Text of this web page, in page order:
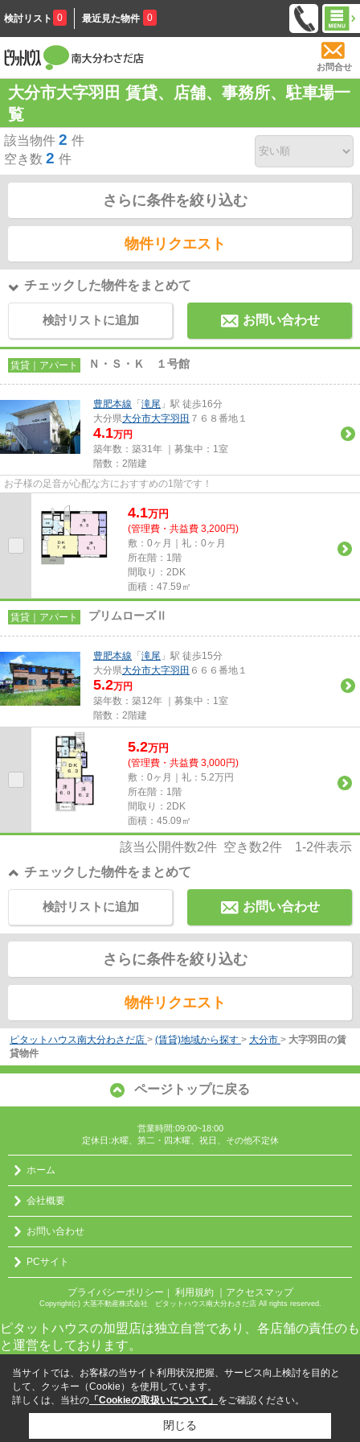
検討リスト 0 最近見た物件 0
お問合せ
大分市大字羽田 賃貸、店舗、事務所、駐車場一
覧
該当物件 2 件
空き数 2 件
さらに条件を絞り込む
物件リクエスト
チェックした物件をまとめて
検討リストに追加 お問い合わせ
賃貸｜アパート Ｎ・Ｓ・Ｋ １号館
豊肥本線 「 滝尾 」駅 徒歩16分
大分県大分市大字羽田 ７６８番地１
4.1万円
築年数：築31年 ｜募集中： 1室
階数：2階建
お子様の足音が心配な方におすすめの1階です！
4.1万円
(管理費・共益費 3,200円)
敷：0ヶ月｜礼：0ヶ月
所在階：1階
間取り：2DK
面積：47.59㎡
賃貸｜アパート プリムローズⅡ
豊肥本線 「 滝尾 」駅 徒歩15分
大分県大分市大字羽田 ６６６番地１
5.2万円
築年数：築12年 ｜募集中： 1室
階数：2階建
5.2万円
(管理費・共益費 3,000円)
敷：0ヶ月｜礼：5.2万円
所在階：1階
間取り：2DK
面積：45.09㎡
該当公開件数2件 空き数2件 1-2件表示
チェックした物件をまとめて
お問い合わせ
検討リストに追加
さらに条件を絞り込む
物件リクエスト
ピタットハウス南大分わさだ店 > (賃貸)地域から探す > 大分市 > 大字羽田の賃
貸物件
ページトップに戻る
営業時間:09:00~18:00
定休日:水曜、第二・四木曜、祝日、その他不定休
ホーム
会社概要
お問い合わせ
PCサイト
プライバシーポリシー ｜ 利用規約 ｜アクセスマップ
Copyright(c) 大茎不動産株式会社 ピタットハウス南大分わさだ店 All rights reserved.
ピタットハウスの加盟店は独立自営であり、各店舗の責任のも
と運営をしております。
当サイトでは、お客様の当サイト利用状況把握、サービス向上検討を目的と
して、クッキー（Cookie）を使用しています。
詳しくは、当社の 「Cookieの取扱いについて」 をご確認ください。
閉じる